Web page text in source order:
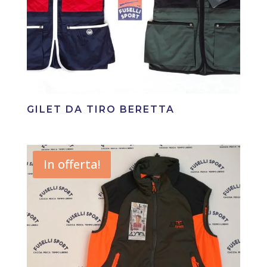
GILET DA TIRO BERETTA
In offerta!